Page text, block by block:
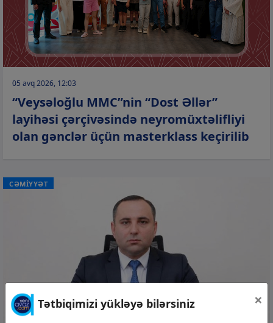
05 avq 2026, 12:03
“Veysəloğlu MMC”nin “Dost Əllər”
layihəsi çərçivəsində neyromüxtəlifliyi
olan gənclər üçün masterklass keçirilib
CƏMİYYƏT
Tətbiqimizi yükləyə bilərsiniz ×